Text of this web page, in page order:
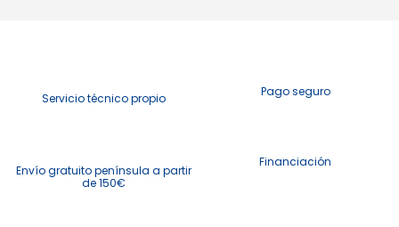
Servicio técnico propio Pago seguro
Envío gratuito península a partir
de 150€
Financiación